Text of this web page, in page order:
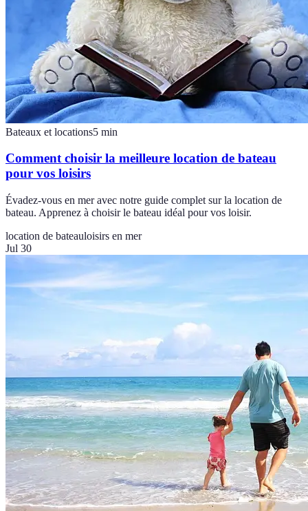
Bateaux et locations5 min
Comment choisir la meilleure location de bateau
pour vos loisirs
Évadez-vous en mer avec notre guide complet sur la location de
bateau. Apprenez à choisir le bateau idéal pour vos loisir.
location de bateauloisirs en mer
Jul 30